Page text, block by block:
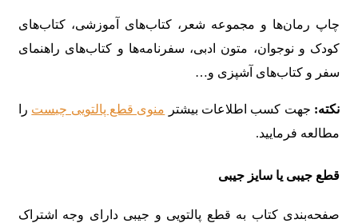
چاپ رمان‌ها و مجموعه شعر، کتاب‌های آموزشی، کتاب‌های
کودک و نوجوان، متون ادبی، سفرنامه‌ها و کتاب‌های راهنمای
سفر و کتاب‌های آشپزی و…
نکته: جهت کسب اطلاعات بیشتر منوی قطع پالتویی چیست را
مطالعه فرمایید.
قطع جیبی یا سایز جیبی
صفحه‌بندی کتاب به قطع پالتویی و جیبی دارای وجه اشتراک